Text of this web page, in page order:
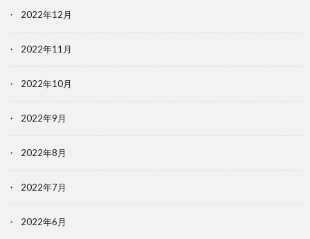
2022年12月
2022年11月
2022年10月
2022年9月
2022年8月
2022年7月
2022年6月